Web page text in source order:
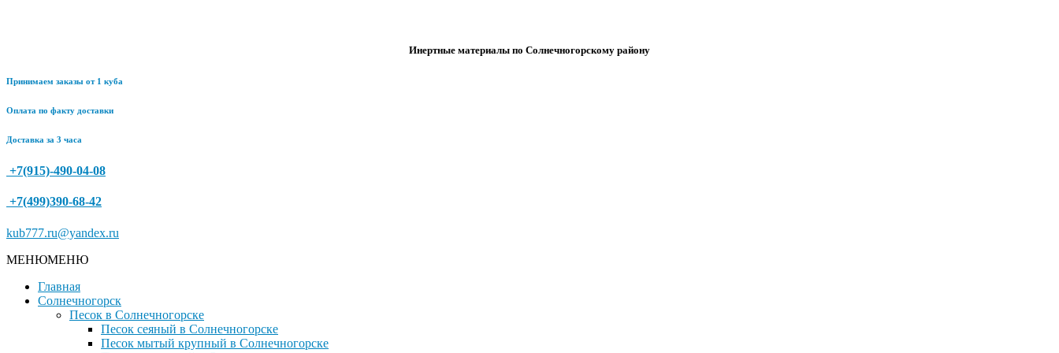
Инертные материалы по Солнечногорскому району
Принимаем заказы от 1 куба
Оплата по факту доставки
Доставка за 3 часа
+7(915)-490-04-08
+7(499)390-68-42
kub777.ru@yandex.ru
МЕНЮМЕНЮ
Главная
Солнечногорск
Песок в Солнечногорске
Песок сеяный в Солнечногорске
Песок мытый крупный в Солнечногорске